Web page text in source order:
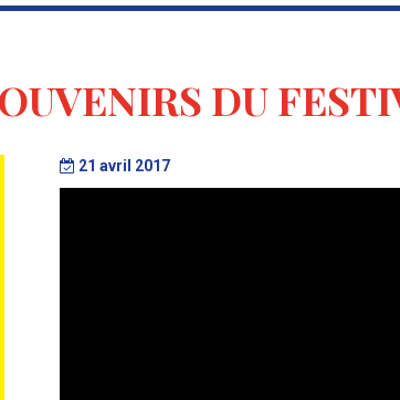
DU
21 avril 2017